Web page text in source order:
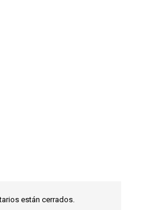
están cerrados.